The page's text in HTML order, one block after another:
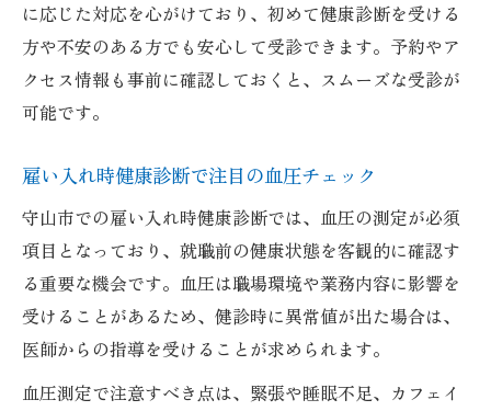
に応じた対応を心がけており、初めて健康診断を受ける
方や不安のある方でも安心して受診できます。予約やア
クセス情報も事前に確認しておくと、スムーズな受診が
可能です。
雇い入れ時健康診断で注目の血圧チェック
守山市での雇い入れ時健康診断では、血圧の測定が必須
項目となっており、就職前の健康状態を客観的に確認す
る重要な機会です。血圧は職場環境や業務内容に影響を
受けることがあるため、健診時に異常値が出た場合は、
医師からの指導を受けることが求められます。
血圧測定で注意すべき点は、緊張や睡眠不足、カフェイ